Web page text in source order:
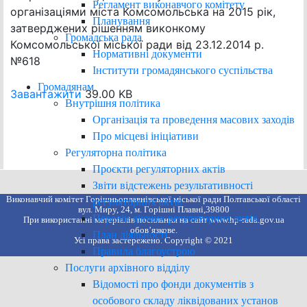
Регламент виконавчого комітету
Планування
Громадська рада
Нормативні документи
Інститути громадянського суспільства
Громадянам
Внутрішня політика
Організація та проведення масових заходів
Про місцеві ініціативи
Регуляторна політика
Проєкти регуляторних актів
Звіти відстежень результативності
регуляторних актів
Перелік діючих регуляторних актів
План діяльності
Правила благоустрою
Послуги архівного відділу
Відомості про фонди документів з
особового складу ліквідованих установ
організаціями міста Комсомольська на 2015 рік,
затверджених рішенням виконкому
Комсомольської міської ради від 23.12.2014 р.
№618
Завантажити39.00 KB
Виконавчий комітет Горішньоплавнівської міської ради Полтавської області
вул. Миру, 24, м. Горішні Плавні,39800
При використанні матеріалів посилання на сайт www.hp-rada.gov.ua
обов’язкове.
Усі права застережено. Copyright © 2021